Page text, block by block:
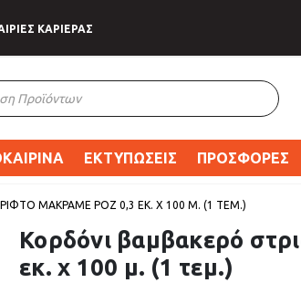
ΚΑΡΙΕΡΑΣ
ΕΚΤΥΠΩΣΕΙΣ ΠΡΟΣΦΟΡΕΣ
ΜΑΚΡΑΜΈ ΡΌΖ 0,3 ΕΚ. Χ 100 Μ. (1 ΤΕΜ.)
Κορδόνι βαμβακερό
εκ. χ 100 μ. (1 τεμ.)